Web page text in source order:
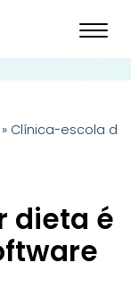
» Clínica-escola
dieta é